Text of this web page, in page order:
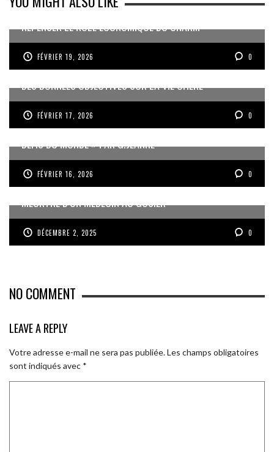
REPENSER LE RÔLE ÉCONOMIQUE DU CNARM
FÉVRIER 19, 2026 0
DES DONNÉES OBJECTIVES SUR LA VIE CHÈRE
FÉVRIER 17, 2026 0
« UN GOSIER FIER, FORT ET RESPONSABLE FACE AUX
DÉFIS DU MONDE » PAR G.JEANNE
FÉVRIER 16, 2026 0
MEURTRE D’UN MÉDECIN AU GOSIER
DÉCEMBRE 2, 2025 0
NO COMMENT
LEAVE A REPLY
Votre adresse e-mail ne sera pas publiée.Les champs obligatoires
sont indiqués avec *